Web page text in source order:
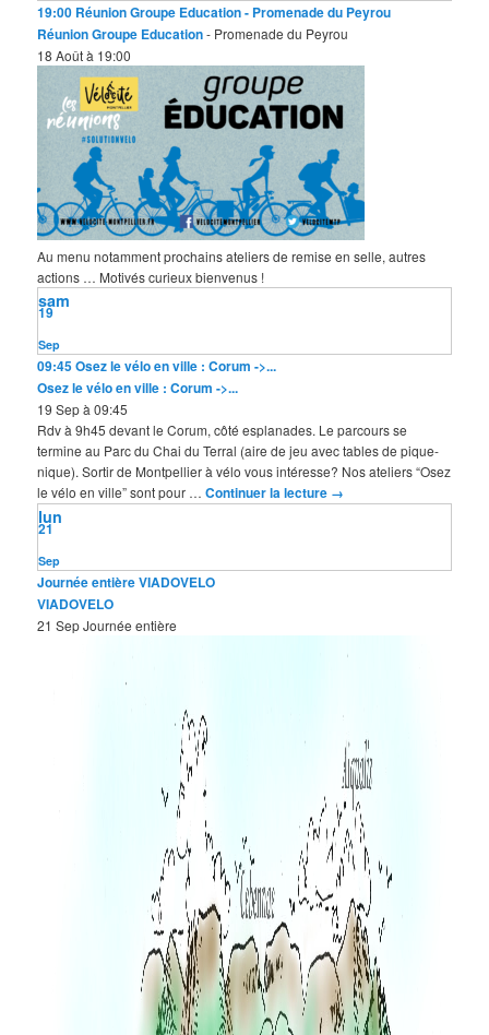
19:00 Réunion Groupe Education- Promenade du Peyrou
Réunion Groupe Education- Promenade du Peyrou
18 Août à 19:00
Au menu notamment prochains ateliers de remise en selle, autres
actions … Motivés curieux bienvenus !
Sep
19
sam
09:45Osez le vélo en ville : Corum ->...
Osez le vélo en ville : Corum ->...
19 Sep à 09:45
Rdv à 9h45 devant le Corum, côté esplanades. Le parcours se
termine au Parc du Chai du Terral (aire de jeu avec tables de pique-
nique). Sortir de Montpellier à vélo vous intéresse? Nos ateliers “Osez
le vélo en ville” sont pour …Continuer la lecture →
Sep
21
lun
Journée entièreVIADOVELO
VIADOVELO
21 SepJournée entière